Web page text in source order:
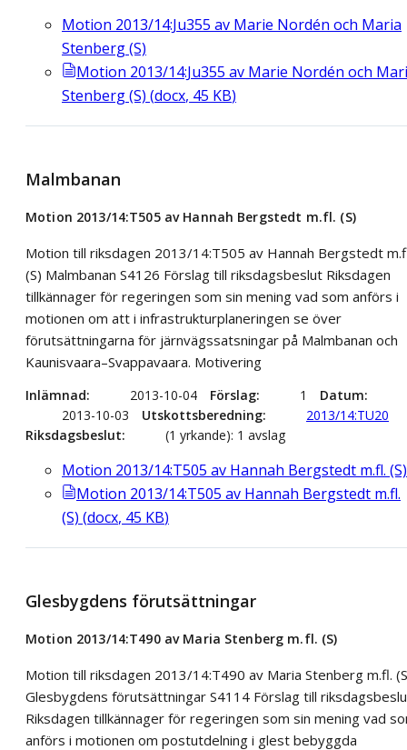
Motion 2013/14:Ju355 av Marie Nordén och Maria
Stenberg (S)
Motion 2013/14:Ju355 av Marie Nordén och
Stenberg (S) (docx, 45 KB)
Malmbanan
Motion 2013/14:T505 av Hannah Bergstedt m.fl. (S)
Motion till riksdagen 2013/14:T505 av Hannah Bergstedt
(S) Malmbanan S4126 Förslag till riksdagsbeslut Riksdagen
tillkännager för regeringen som sin mening vad som anförs i
motionen om att i infrastrukturplaneringen se över
förutsättningarna för järnvägssatsningar på Malmbanan och
Kaunisvaara–Svappavaara. Motivering
Inlämnad 2013-10-04 Förslag 1
Datum
2013-10-03
Utskottsberedning
2013/14:TU20
Riksdagsbeslut
(1 yrkande): 1 avslag
Motion 2013/14:T505 av Hannah Bergstedt m.fl. (S)
Motion 2013/14:T505 av Hannah Bergstedt m.fl.
(S) (docx, 45 KB)
Glesbygdens förutsättningar
Motion 2013/14:T490 av Maria Stenberg m.fl. (S)
Motion till riksdagen 2013/14:T490 av Maria Stenberg m.fl.
Glesbygdens förutsättningar S4114 Förslag till
Riksdagen tillkännager för regeringen som sin mening vad
anförs i motionen om postutdelning i glest bebyggda